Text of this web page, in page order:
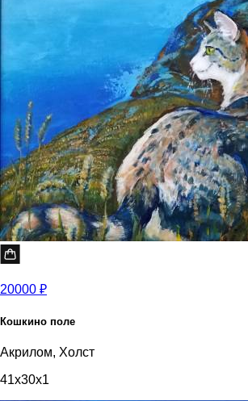
20000 ₽
Кошкино поле
Акрилом, Холст
41x30x1